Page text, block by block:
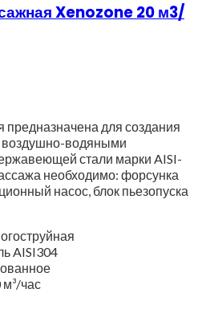
Xenozone 20 м3/
для создания
воздушно-водяными
стали марки AISI-
необходимо: форсунка
насос, блок пьезопуска
AISI304
час